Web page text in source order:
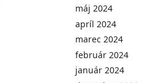
máj 2024
apríl 2024
marec 2024
február 2024
január 2024